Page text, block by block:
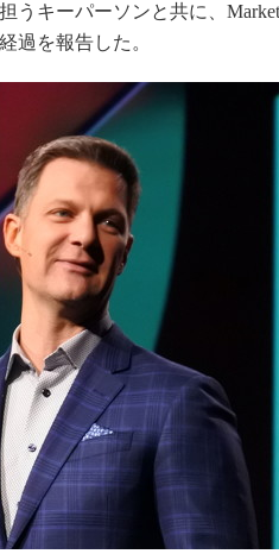
うキーパーソンと共に、
過を報告した。